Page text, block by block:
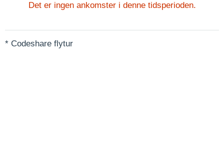
Det er ingen ankomster i denne tidsperioden.
* Codeshare flytur